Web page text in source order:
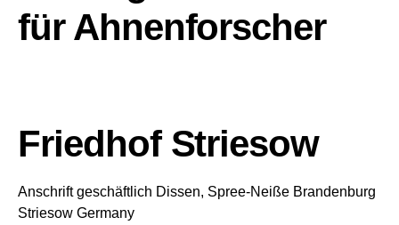
für Ahnenforscher
Friedhof Striesow
Anschrift geschäftlich Dissen, Spree-Neiße Brandenburg
Striesow Germany